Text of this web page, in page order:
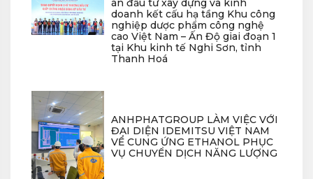
án đầu tư xây dựng và kinh
doanh kết cấu hạ tầng Khu công
nghiệp dược phẩm công nghệ
cao Việt Nam – Ấn Độ giai đoạn 1
tại Khu kinh tế Nghi Sơn, tỉnh
Thanh Hoá
ANHPHATGROUP LÀM VIỆC VỚI
ĐẠI DIỆN IDEMITSU VIỆT NAM
VỀ CUNG ỨNG ETHANOL PHỤC
VỤ CHUYỂN DỊCH NĂNG LƯỢNG